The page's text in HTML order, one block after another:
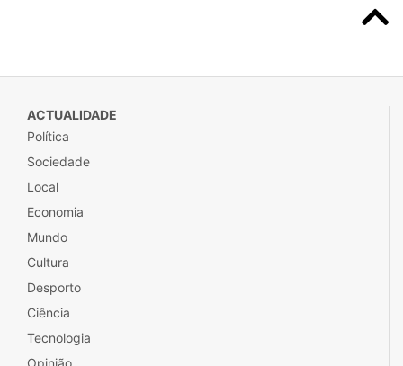
ACTUALIDADE
Política
Sociedade
Local
Economia
Mundo
Cultura
Desporto
Ciência
Tecnologia
Opinião